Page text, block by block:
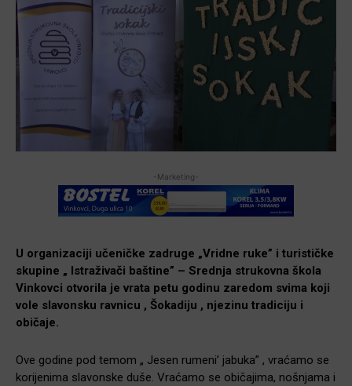
-Marketing-
U organizaciji učeničke zadruge „Vridne ruke” i turističke
skupine „ Istraživači baštine” – Srednja strukovna škola
Vinkovci otvorila je vrata petu godinu zaredom svima koji
vole slavonsku ravnicu , Šokadiju , njezinu tradiciju i
običaje.
Ove godine pod temom „ Jesen rumeni’ jabuka” , vraćamo se
korijenima slavonske duše. Vraćamo se običajima, nošnjama i